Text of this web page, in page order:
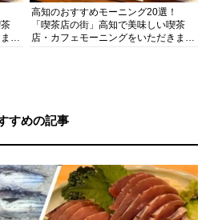
高知のおすすめモーニング20選！
「喫茶店の街」高知で美味しい喫茶
店・カフェモーニングをいただきま
すめの記事